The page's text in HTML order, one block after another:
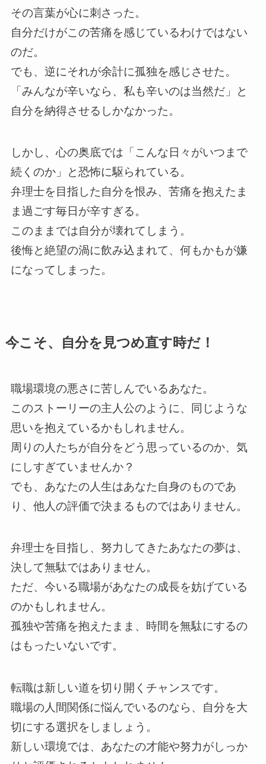
その言葉が心に刺さった。
自分だけがこの苦痛を感じているわけではない
のだ。
でも、逆にそれが余計に孤独を感じさせた。
「みんなが辛いなら、私も辛いのは当然だ」と
自分を納得させるしかなかった。
しかし、心の奥底では「こんな日々がいつまで
続くのか」と恐怖に駆られている。
弁理士を目指した自分を恨み、苦痛を抱えたま
ま過ごす毎日が辛すぎる。
このままでは自分が壊れてしまう。
後悔と絶望の渦に飲み込まれて、何もかもが嫌
になってしまった。
今こそ、自分を見つめ直す時だ！
職場環境の悪さに苦しんでいるあなた。
このストーリーの主人公のように、同じような
思いを抱えているかもしれません。
周りの人たちが自分をどう思っているのか、気
にしすぎていませんか？
でも、あなたの人生はあなた自身のものであ
り、他人の評価で決まるものではありません。
弁理士を目指し、努力してきたあなたの夢は、
決して無駄ではありません。
ただ、今いる職場があなたの成長を妨げている
のかもしれません。
孤独や苦痛を抱えたまま、時間を無駄にするの
はもったいないです。
転職は新しい道を切り開くチャンスです。
職場の人間関係に悩んでいるのなら、自分を大
切にする選択をしましょう。
新しい環境では、あなたの才能や努力がしっか